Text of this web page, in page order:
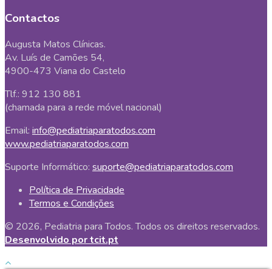
Contactos
Augusta Matos Clínicas.
Av. Luís de Camões 54,
4900-473 Viana do Castelo
Tlf.: 912 130 881
(chamada para a rede móvel nacional)
Email: info@pediatriaparatodos.com
www.pediatriaparatodos.com
Suporte Informático: suporte@pediatriaparatodos.com
Política de Privacidade
Termos e Condições
© 2026, Pediatria para Todos. Todos os direitos reservados.
Desenvolvido por tcit.pt